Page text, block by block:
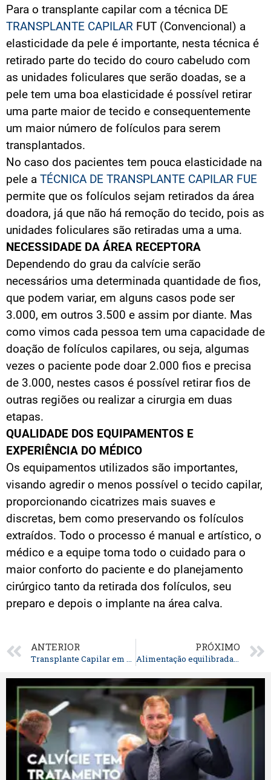
Para o transplante capilar com a técnica DE
TRANSPLANTE CAPILAR FUT (Convencional) a
elasticidade da pele é importante, nesta técnica é
retirado parte do tecido do couro cabeludo com
as unidades foliculares que serão doadas, se a
pele tem uma boa elasticidade é possível retirar
uma parte maior de tecido e consequentemente
um maior número de folículos para serem
transplantados.
No caso dos pacientes tem pouca elasticidade na
pele a TÉCNICA DE TRANSPLANTE CAPILAR FUE
permite que os folículos sejam retirados da área
doadora, já que não há remoção do tecido, pois as
unidades foliculares são retiradas uma a uma.
NECESSIDADE DA ÁREA RECEPTORA
Dependendo do grau da calvície serão
necessários uma determinada quantidade de fios,
que podem variar, em alguns casos pode ser
3.000, em outros 3.500 e assim por diante. Mas
como vimos cada pessoa tem uma capacidade de
doação de folículos capilares, ou seja, algumas
vezes o paciente pode doar 2.000 fios e precisa
de 3.000, nestes casos é possível retirar fios de
outras regiões ou realizar a cirurgia em duas
etapas.
QUALIDADE DOS EQUIPAMENTOS E
EXPERIÊNCIA DO MÉDICO
Os equipamentos utilizados são importantes,
visando agredir o menos possível o tecido capilar,
proporcionando cicatrizes mais suaves e
discretas, bem como preservando os folículos
extraídos. Todo o processo é manual e artístico, o
médico e a equipe toma todo o cuidado para o
maior conforto do paciente e do planejamento
cirúrgico tanto da retirada dos folículos, seu
preparo e depois o implante na área calva.
ANTERIOR
Transplante Capilar em Curitiba: Indicação Cirúrgica e Planejamento de Transplante de Cabelos em Curitiba
PRÓXIMO
Alimentação equilibrada, queda capilar e calvície